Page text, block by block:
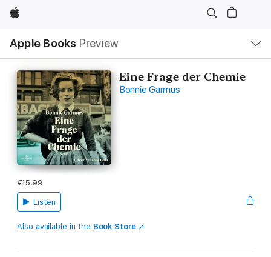
Apple
Apple Books Preview
Nav
Open
Menu
Eine Frage der Chemie
Bonnie Garmus
€15.99
Listen
Also available in the Book Store